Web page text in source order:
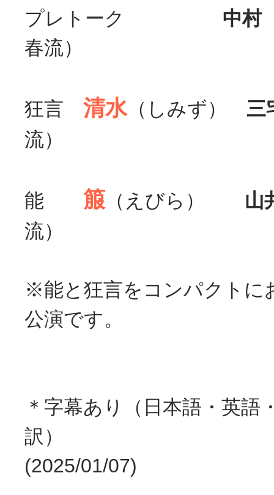
プレトーク 中村
春流）
狂言 清水（しみず）
流）
能 箙 （えびら）
山
流）
※能と狂言をコンパクトに
公演です。
＊字幕あり（日本語・英語
訳）
(2025/01/07)